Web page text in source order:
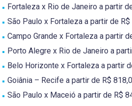
Fortaleza x Rio de Janeiro a partir
São Paulo x Fortaleza a partir de
Campo Grande x Fortaleza a partir
Porto Alegre x Rio de Janeiro a
Belo Horizonte x Fortaleza a partir
Goiânia – Recife a partir de R$
São Paulo x Maceió a partir de R$